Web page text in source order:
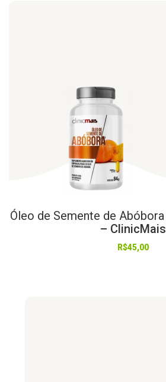
Óleo de Semente de Abóbora
– ClinicMais
R$45,00